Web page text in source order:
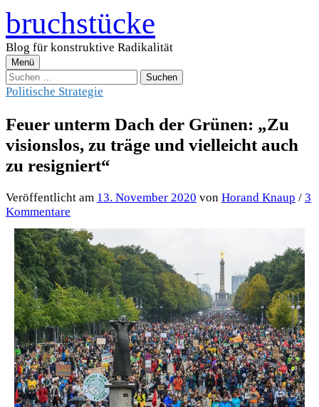
Zum
Inhalt
überspringen
bruchstücke
Blog für konstruktive Radikalität
Menü
Suchen
nach:
Politische Strategie
Feuer unterm Dach der Grünen: „Zu
visionslos, zu träge und vielleicht auch
zu resigniert“
Veröffentlicht am 13. November 2020 von Horand Knaup / 3
Kommentare